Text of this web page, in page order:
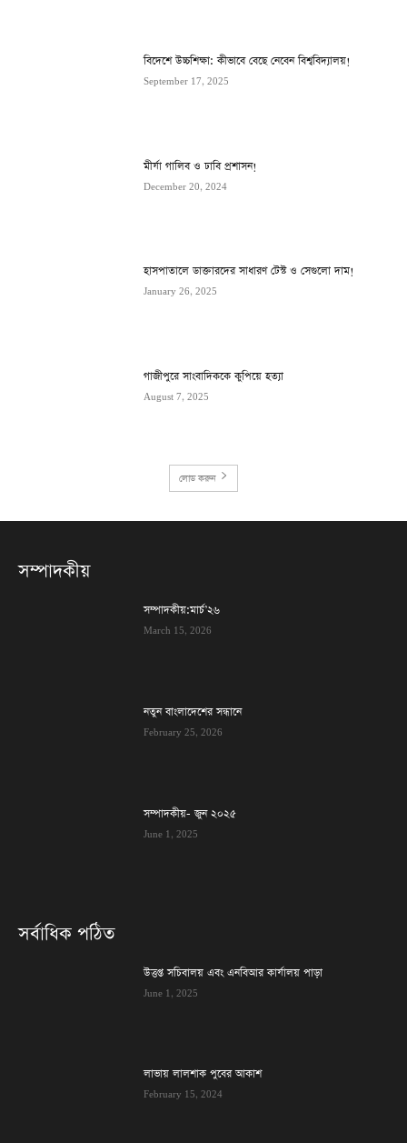
বিদেশে উচ্চশিক্ষা: কীভাবে বেছে নেবেন বিশ্ববিদ্যালয়!
September 17, 2025
মীর্যা গালিব ও ঢাবি প্রশাসন!
December 20, 2024
হাসপাতালে ডাক্তারদের সাধারণ টেস্ট ও সেগুলো দাম!
January 26, 2025
গাজীপুরে সাংবাদিককে কুপিয়ে হত্যা
August 7, 2025
লোড করুন
সম্পাদকীয়
সম্পাদকীয়:মার্চ’২৬
March 15, 2026
নতুন বাংলাদেশের সন্ধানে
February 25, 2026
সম্পাদকীয়- জুন ২০২৫
June 1, 2025
সর্বাধিক পঠিত
উত্তপ্ত সচিবালয় এবং এনবিআর কার্যালয় পাড়া
June 1, 2025
লাভায় লালশাক পুবের আকাশ
February 15, 2024